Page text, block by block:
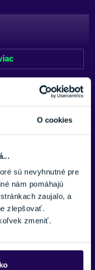
O cookies
sú nevyhnutné pre
nám pomáhajú
zaujalo, a
zlepšovať.
zmeniť.